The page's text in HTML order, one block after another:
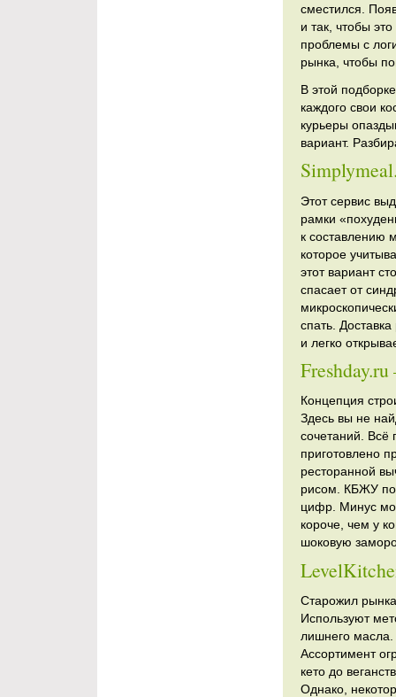
сместился.
и так, чтобы
проблемы с
рынка, чтобы
В этой
каждого свои
курьеры
вариант.
Этот сервис
рамки
к составлению
которое
этот вариант
спасает от
спать.
и легко
Концепция
Здесь вы не
сочетаний. Всё
приготовлено
ресторанной
рисом. КБЖУ
цифр. Минус
короче, чем у
шоковую
Старожил
Используют
лишнего
Ассортимент
кето до
Однако,